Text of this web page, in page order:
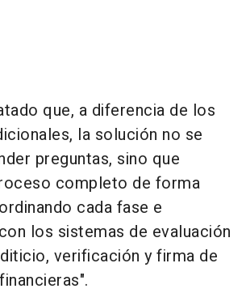
que, a diferencia de los
la solución no se
preguntas, sino que
completo de forma
cada fase e
los sistemas de evaluación
verificación y firma de